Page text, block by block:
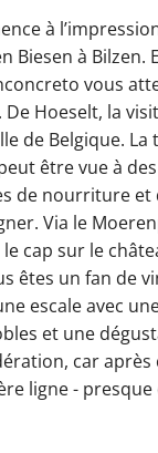
à
Biesen à Bilzen.
vous
Hoeselt, la
de Belgique.
être vue à
de nourriture et
Via le
cap sur le
êtes un fan de
escale avec
et une
car après
ligne -